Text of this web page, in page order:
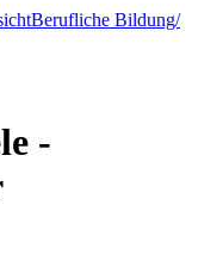
Berufliche Bildung/
-